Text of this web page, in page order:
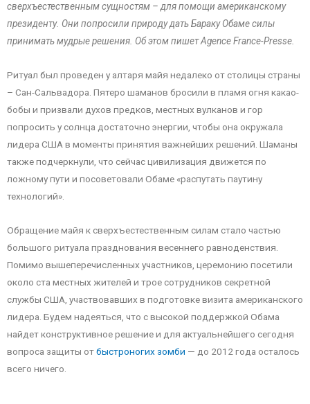
сверхъестественным сущностям – для помощи американскому
президенту. Они попросили природу дать Бараку Обаме силы
принимать мудрые решения. Об этом пишет Agence France-Presse.
Ритуал был проведен у алтаря майя недалеко от столицы страны
– Сан-Сальвадора. Пятеро шаманов бросили в пламя огня какао-
бобы и призвали духов предков, местных вулканов и гор
попросить у солнца достаточно энергии, чтобы она окружала
лидера США в моменты принятия важнейших решений. Шаманы
также подчеркнули, что сейчас цивилизация движется по
ложному пути и посоветовали Обаме «распутать паутину
технологий».
Обращение майя к сверхъестественным силам стало частью
большого ритуала празднования весеннего равноденствия.
Помимо вышеперечисленных участников, церемонию посетили
около ста местных жителей и трое сотрудников секретной
службы США, участвовавших в подготовке визита американского
лидера. Будем надеяться, что с высокой поддержкой Обама
найдет конструктивное решение и для актуальнейшего сегодня
вопроса защиты отбыстроногих зомби — до 2012 года осталось
всего ничего.